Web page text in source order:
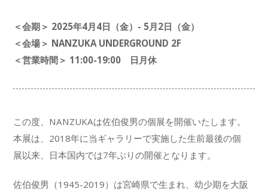
＜会期＞ 2025年4月4日（金）- 5月2日（金）
＜会場＞ NANZUKA UNDERGROUND 2F
＜営業時間＞ 11:00-19:00 日月休
この度、NANZUKAは佐伯俊男の個展を開催いたします。
本展は、2018年に当ギャラリーで実施した生前最後の個
展以来、日本国内では7年ぶりの開催となります。
佐伯俊男（1945-2019）は宮崎県で生まれ、幼少期を大阪